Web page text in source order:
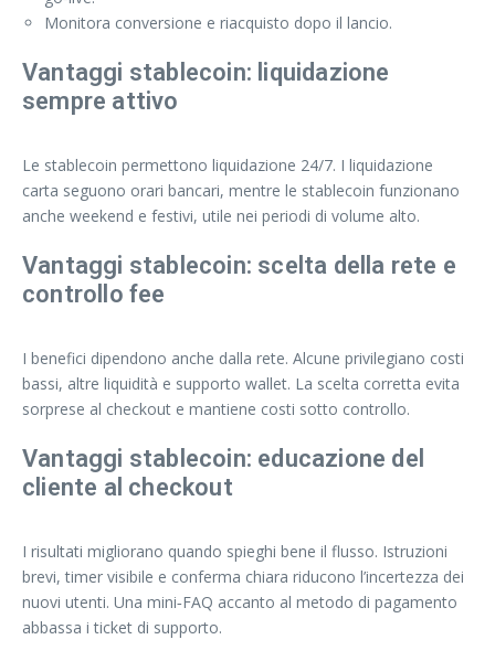
Monitora conversione e riacquisto dopo il lancio.
Vantaggi stablecoin: liquidazione
sempre attivo
Le stablecoin permettono liquidazione 24/7. I liquidazione
carta seguono orari bancari, mentre le stablecoin funzionano
anche weekend e festivi, utile nei periodi di volume alto.
Vantaggi stablecoin: scelta della rete e
controllo fee
I benefici dipendono anche dalla rete. Alcune privilegiano costi
bassi, altre liquidità e supporto wallet. La scelta corretta evita
sorprese al checkout e mantiene costi sotto controllo.
Vantaggi stablecoin: educazione del
cliente al checkout
I risultati migliorano quando spieghi bene il flusso. Istruzioni
brevi, timer visibile e conferma chiara riducono l’incertezza dei
nuovi utenti. Una mini‑FAQ accanto al metodo di pagamento
abbassa i ticket di supporto.